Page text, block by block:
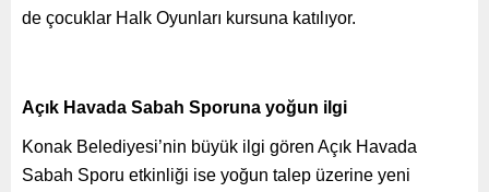
de çocuklar Halk Oyunları kursuna katılıyor.
Açık Havada Sabah Sporuna yoğun ilgi
Konak Belediyesi’nin büyük ilgi gören Açık Havada
Sabah Sporu etkinliği ise yoğun talep üzerine yeni